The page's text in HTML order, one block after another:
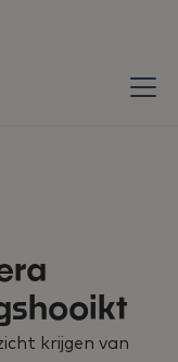
krijgen van